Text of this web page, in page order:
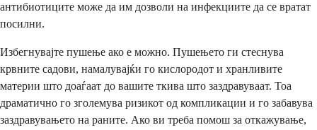
антибиотиците може да им дозволи на инфекциите да се вратат
посилни.
Избегнувајте пушење ако е можно. Пушењето ги стеснува
крвните садови, намалувајќи го кислородот и хранливите
материи што доаѓаат до вашите ткива што заздравуваат. Тоа
драматично го зголемува ризикот од компликации и го забавува
заздравувањето на раните. Ако ви треба помош за откажување,